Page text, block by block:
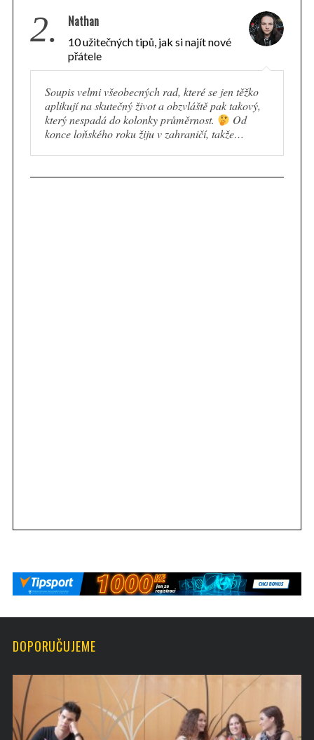
2. Nathan
10 užitečných tipů, jak si najít nové
přátele
Soupis velmi všeobecných rad, které se jen těžko
aplikují na skutečný život a obzvláště pak takový,
který nespadá do kolonky průměrnost.
Od
konce loňského roku žiju v zahraničí, takže…
DOPORUČUJEME